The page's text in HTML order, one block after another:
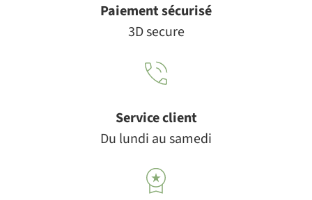
Paiement sécurisé
3D secure
Service client
Du lundi au samedi